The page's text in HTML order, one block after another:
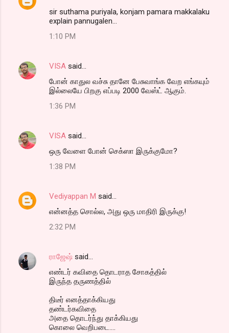
sir suthama puriyala, konjam pamara makkalaku
explain pannugalen...
1:10 PM
VISA said…
போன் காதுல வச்சு தானே பேசுவாங்க வேற எங்கயும்
இல்லையே பிறகு எப்படி 2000 வேஸ்ட் ஆகும்.
1:36 PM
VISA said…
ஒரு வேளை போன் செக்ஸா இருக்குமோ?
1:38 PM
Vediyappan M said…
என்னத்த சொல்ல, அது ஒரு மாதிரி இருக்கு!
2:32 PM
ராஜேஷ் said…
எண்டர் கவிதை தொடராத சோகத்தில்
இருந்த தருணத்தில்
திடீர் எனத்தாக்கியது
தண்டர்கவிதை
அதை தொடர்ந்து தாக்கியது
கொலை வெறிபடை....